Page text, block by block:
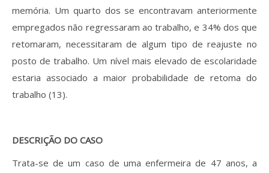
memória. Um quarto dos se encontravam anteriormente
empregados não regressaram ao trabalho, e 34% dos que
retomaram, necessitaram de algum tipo de reajuste no
posto de trabalho. Um nível mais elevado de escolaridade
estaria associado a maior probabilidade de retoma do
trabalho (13).
DESCRIÇÃO DO CASO
Trata-se de um caso de uma enfermeira de 47 anos, a